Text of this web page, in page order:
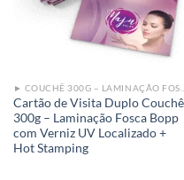
► COUCHÊ 300G – LAMINAÇÃO
Cartão de Visita Duplo Couchê
300g – Laminação Fosca Bopp
com Verniz UV Localizado +
Hot Stamping